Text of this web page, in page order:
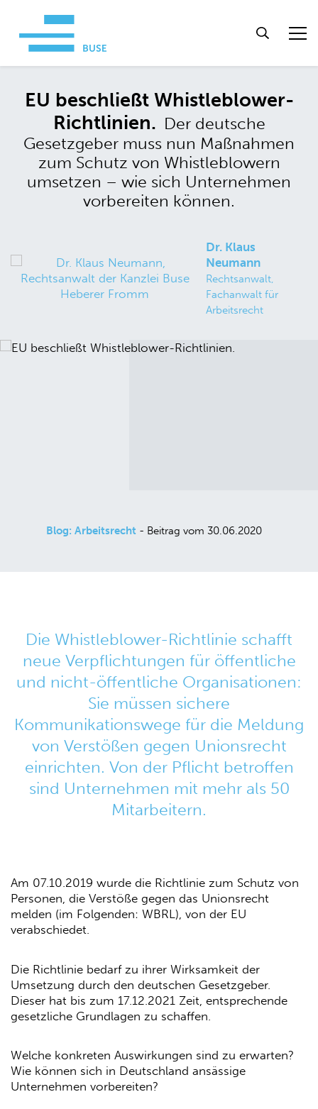
EU beschließt Whistleblower-
Richtlinien. Der deutsche
Gesetzgeber muss nun Maßnahmen
zum Schutz von Whistleblowern
umsetzen – wie sich Unternehmen
vorbereiten können.
Dr. Klaus
Neumann
Rechtsanwalt,
Fachanwalt für
Arbeitsrecht
Blog: Arbeitsrecht - Beitrag vom 30.06.2020
Die Whistleblower-Richtlinie schafft
neue Verpflichtungen für öffentliche
und nicht-öffentliche Organisationen:
Sie müssen sichere
Kommunikationswege für die Meldung
von Verstößen gegen Unionsrecht
einrichten. Von der Pflicht betroffen
sind Unternehmen mit mehr als 50
Mitarbeitern.
Am 07.10.2019 wurde die Richtlinie zum Schutz von
Personen, die Verstöße gegen das Unionsrecht
melden (im Folgenden: WBRL), von der EU
verabschiedet.
Die Richtlinie bedarf zu ihrer Wirksamkeit der
Umsetzung durch den deutschen Gesetzgeber.
Dieser hat bis zum 17.12.2021 Zeit, entsprechende
gesetzliche Grundlagen zu schaffen.
Welche konkreten Auswirkungen sind zu erwarten?
Wie können sich in Deutschland ansässige
Unternehmen vorbereiten?